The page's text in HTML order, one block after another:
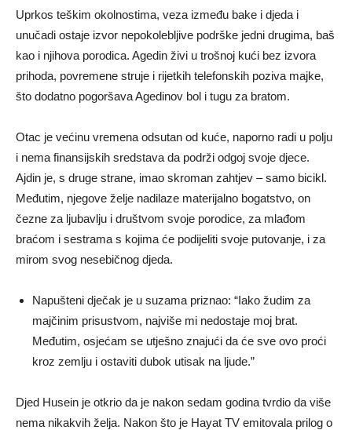
Uprkos teškim okolnostima, veza između bake i djeda i
unučadi ostaje izvor nepokolebljive podrške jedni drugima, baš
kao i njihova porodica. Agedin živi u trošnoj kući bez izvora
prihoda, povremene struje i rijetkih telefonskih poziva majke,
što dodatno pogoršava Agedinov bol i tugu za bratom.
Otac je većinu vremena odsutan od kuće, naporno radi u polju
i nema finansijskih sredstava da podrži odgoj svoje djece.
Ajdin je, s druge strane, imao skroman zahtjev – samo bicikl.
Međutim, njegove želje nadilaze materijalno bogatstvo, on
čezne za ljubavlju i društvom svoje porodice, za mlađom
braćom i sestrama s kojima će podijeliti svoje putovanje, i za
mirom svog nesebičnog djeda.
Napušteni dječak je u suzama priznao: “Iako žudim za
majčinim prisustvom, najviše mi nedostaje moj brat.
Međutim, osjećam se utješno znajući da će sve ovo proći
kroz zemlju i ostaviti dubok utisak na ljude.”
Djed Husein je otkrio da je nakon sedam godina tvrdio da više
nema nikakvih želja. Nakon što je Hayat TV emitovala prilog o